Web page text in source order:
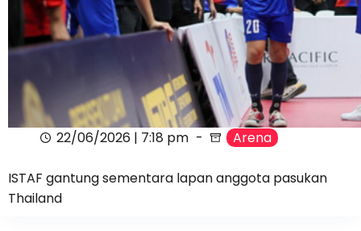
22/06/2026 | 7:18 pm Arena
ISTAF gantung sementara lapan anggota pasukan
Thailand